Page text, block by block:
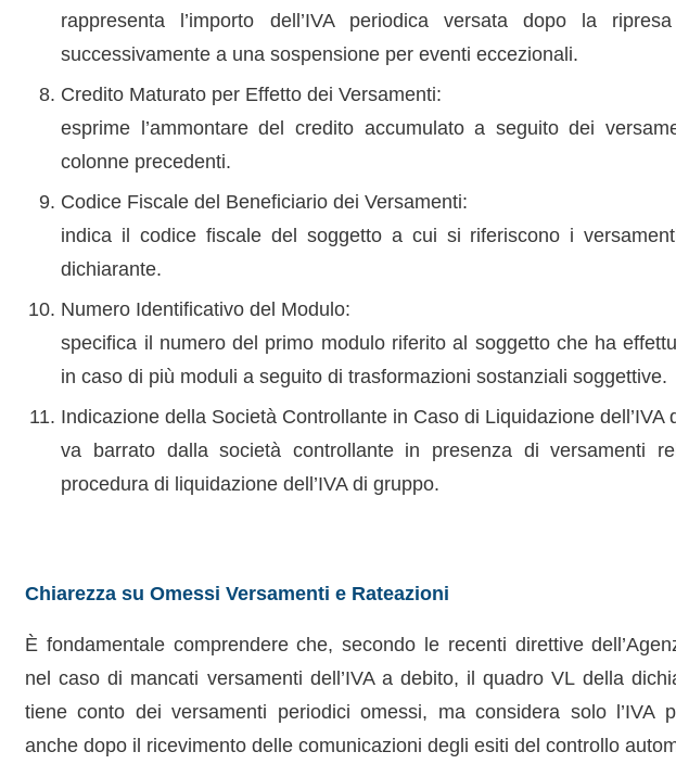
rappresenta l’importo dell’IVA periodica versata dopo la
successivamente a una sospensione per eventi eccezionali.
Credito Maturato per Effetto dei Versamenti:
esprime l’ammontare del credito accumulato a seguito dei
colonne precedenti.
Codice Fiscale del Beneficiario dei Versamenti:
indica il codice fiscale del soggetto a cui si riferiscono i
dichiarante.
Numero Identificativo del Modulo:
specifica il numero del primo modulo riferito al soggetto che ha
in caso di più moduli a seguito di trasformazioni sostanziali soggettive.
Indicazione della Società Controllante in Caso di Liquidazione dell’IVA
va barrato dalla società controllante in presenza di versamenti
procedura di liquidazione dell’IVA di gruppo.
Chiarezza su Omessi Versamenti e Rateazioni
È fondamentale comprendere che, secondo le recenti direttive
nel caso di mancati versamenti dell’IVA a debito, il quadro VL della
tiene conto dei versamenti periodici omessi, ma considera solo l’IVA
anche dopo il ricevimento delle comunicazioni degli esiti del controllo